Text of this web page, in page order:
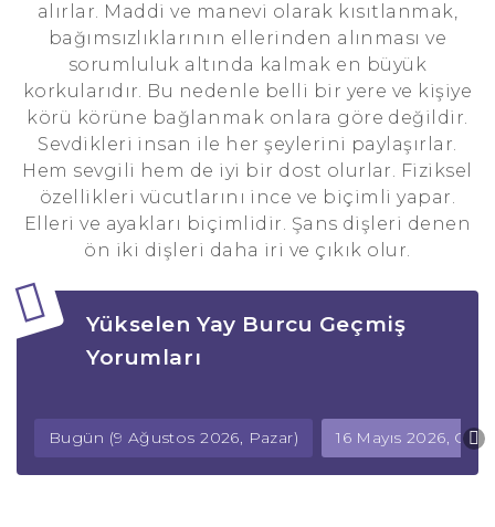
alırlar. Maddi ve manevi olarak kısıtlanmak,
bağımsızlıklarının ellerinden alınması ve
sorumluluk altında kalmak en büyük
korkularıdır. Bu nedenle belli bir yere ve kişiye
körü körüne bağlanmak onlara göre değildir.
Sevdikleri insan ile her şeylerini paylaşırlar.
Hem sevgili hem de iyi bir dost olurlar. Fiziksel
özellikleri vücutlarını ince ve biçimli yapar.
Elleri ve ayakları biçimlidir. Şans dişleri denen
ön iki dişleri daha iri ve çıkık olur.
Yükselen Yay Burcu Geçmiş
Yorumları
Bugün (9 Ağustos 2026, Pazar) 16 Mayıs 2026,